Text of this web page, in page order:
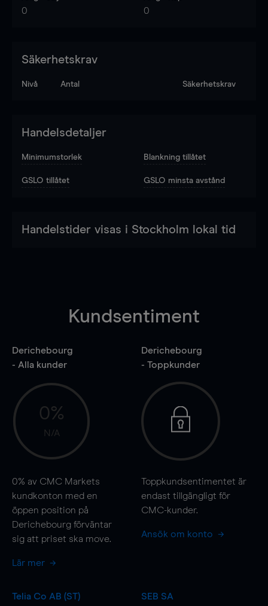
0 0
Säkerhetskrav
Nivå Antal Säkerhetskrav
Handelsdetaljer
Minimumstorlek Blankning tillåtet
GSLO tillåtet GSLO minsta avstånd
Handelstider visas i Stockholm lokal tid
Kundsentiment
Derichebourg
- Alla kunder
0%
N/A
0% av CMC Markets
kundkonton med en
öppen position på
Derichebourg förväntar
sig att priset ska move.
Lär mer
Derichebourg
- Toppkunder
Toppkundsentimentet är
endast tillgängligt för
CMC-kunder.
Ansök om konto
Telia Co AB (ST)
SEB SA